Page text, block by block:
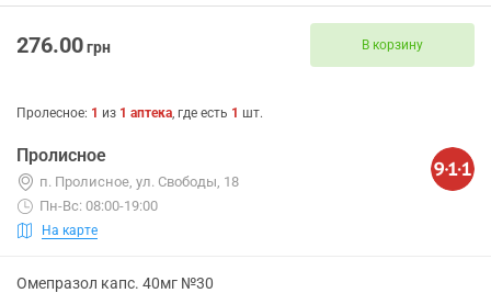
276.00грн В корзину
Пролесное: 1 из 1 аптека, где есть 1 шт.
Пролисное
п. Пролисное, ул. Свободы, 18
Пн-Вс: 08:00-19:00
На карте
Омепразол капс. 40мг №30